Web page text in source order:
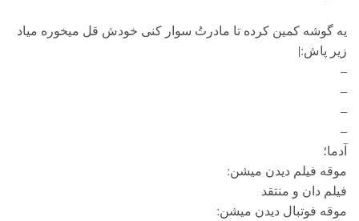
یه گوشه کمین کرده تا مادرتُ سوار کنی خودش قل میخوره میاد
زیر پاش:|
–
–
–
–
آدما؛
موقه فیلم دیدن میشن:
فیلم دان و منتقد
موقه فوتبال دیدن میشن: